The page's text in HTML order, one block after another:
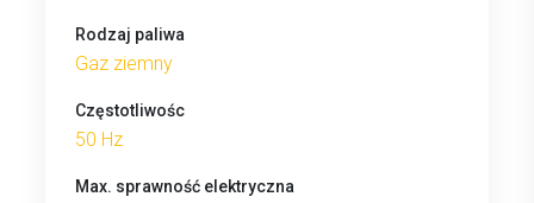
Rodzaj paliwa
Gaz ziemny
Częstotliwośc
50 Hz
Max. sprawność elektryczna